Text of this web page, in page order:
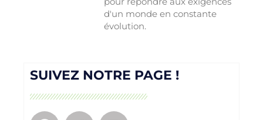
d'un monde en constante
évolution.
SUIVEZ NOTRE PAGE !